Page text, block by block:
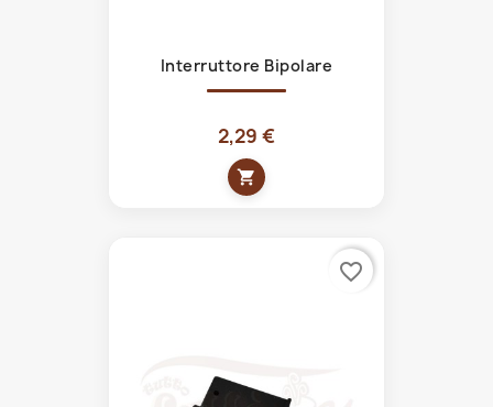
Interruttore Bipolare
2,29 €
shopping_cart
favorite_border